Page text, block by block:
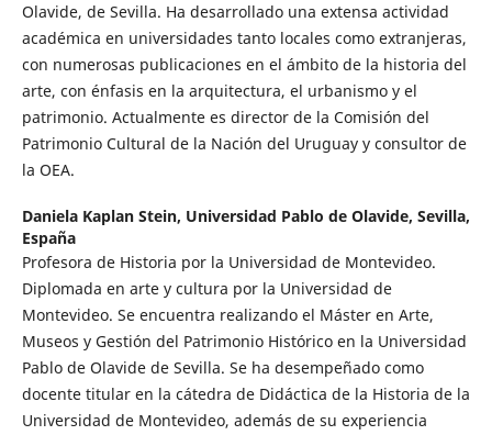
Olavide, de Sevilla. Ha desarrollado una extensa actividad
académica en universidades tanto locales como extranjeras,
con numerosas publicaciones en el ámbito de la historia del
arte, con énfasis en la arquitectura, el urbanismo y el
patrimonio. Actualmente es director de la Comisión del
Patrimonio Cultural de la Nación del Uruguay y consultor de
la OEA.
Daniela Kaplan Stein, Universidad Pablo de Olavide, Sevilla,
España
Profesora de Historia por la Universidad de Montevideo.
Diplomada en arte y cultura por la Universidad de
Montevideo. Se encuentra realizando el Máster en Arte,
Museos y Gestión del Patrimonio Histórico en la Universidad
Pablo de Olavide de Sevilla. Se ha desempeñado como
docente titular en la cátedra de Didáctica de la Historia de la
Universidad de Montevideo, además de su experiencia